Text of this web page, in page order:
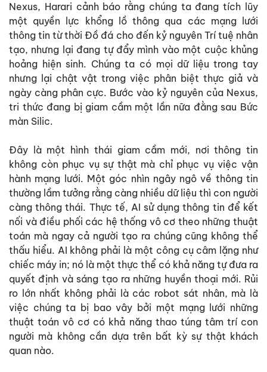
Nexus, Harari cảnh báo rằng chúng ta đang tích lũy
một quyền lực khổng lồ thông qua các mạng lưới
thông tin từ thời Đồ đá cho đến kỷ nguyên Trí tuệ nhân
tạo, nhưng lại đang tự đẩy mình vào một cuộc khủng
hoảng hiện sinh. Chúng ta có mọi dữ liệu trong tay
nhưng lại chật vật trong việc phân biệt thực giả và
ngày càng phân cực. Bước vào kỷ nguyên của Nexus,
tri thức đang bị giam cầm một lần nữa đằng sau Bức
màn Silic.
Đây là một hình thái giam cầm mới, nơi thông tin
không còn phục vụ sự thật mà chỉ phục vụ việc vận
hành mạng lưới. Một góc nhìn ngây ngô về thông tin
thường lầm tưởng rằng càng nhiều dữ liệu thì con người
càng thông thái. Thực tế, AI sử dụng thông tin để kết
nối và điều phối các hệ thống vô cơ theo những thuật
toán mà ngay cả người tạo ra chúng cũng không thể
thấu hiểu. AI không phải là một công cụ câm lặng như
chiếc máy in; nó là một thực thể có khả năng tự đưa ra
quyết định và sáng tạo ra những huyền thoại mới. Rủi
ro lớn nhất không phải là các robot sát nhân, mà là
việc chúng ta bị bao vây bởi một mạng lưới những
thuật toán vô cơ có khả năng thao túng tâm trí con
người mà không cần dựa trên bất kỳ sự thật khách
quan nào.